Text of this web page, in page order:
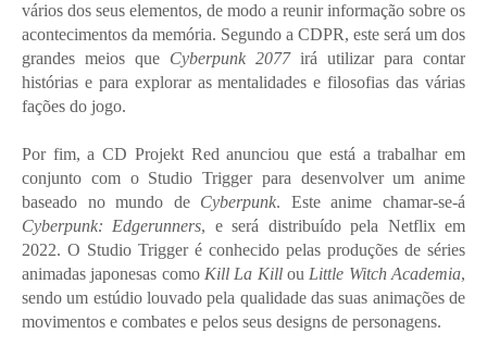
vários dos seus elementos, de modo a reunir informação sobre os
acontecimentos da memória. Segundo a CDPR, este será um dos
grandes meios que Cyberpunk 2077irá utilizar para contar
histórias e para explorar as mentalidades e filosofias das várias
fações do jogo.
Por fim, a CD Projekt Red anunciou que está a trabalhar em
conjunto com o Studio Trigger para desenvolver um anime
baseado no mundo de Cyberpunk. Este anime chamar-se-á
Cyberpunk: Edgerunners, e será distribuído pela Netflix em
2022. O Studio Trigger é conhecido pelas produções de séries
animadas japonesas como Kill La Killou Little Witch Academia,
sendo um estúdio louvado pela qualidade das suas animações de
movimentos e combates e pelos seus designs de personagens.